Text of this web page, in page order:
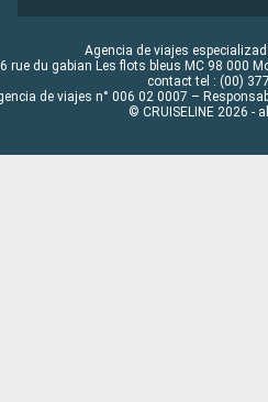
Agencia de viajes
rue du gabian Les flots bleus MC 98 000
contact tel : (00)
de viajes n° 006 02 0007 –
© CRUISELINE 2026 -